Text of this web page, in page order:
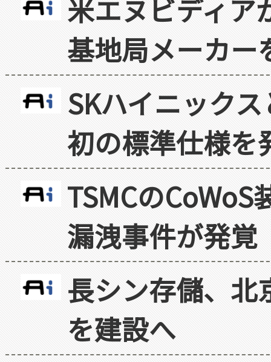
米エヌビディア
基地局メーカー
SKハイニック
初の標準仕様を
TSMCの
漏洩事件が発覚
長シン存儲、北
を建設へ